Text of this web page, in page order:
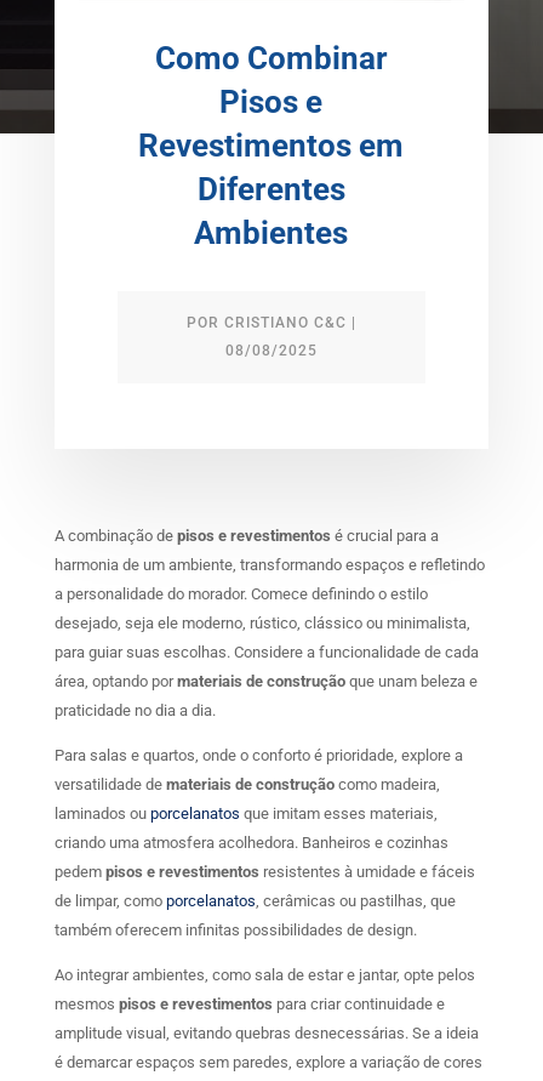
Como Combinar
Pisos e
Revestimentos em
Diferentes
Ambientes
POR CRISTIANO C&C
08/08/2025
A combinação de pisos e revestimentos é crucial para a
harmonia de um ambiente, transformando espaços e refletindo
a personalidade do morador. Comece definindo o estilo
desejado, seja ele moderno, rústico, clássico ou minimalista,
para guiar suas escolhas. Considere a funcionalidade de cada
área, optando pormateriais de construçãoque unam beleza e
praticidade no dia a dia.
Para salas e quartos, onde o conforto é prioridade, explore a
versatilidade de materiais de construçãocomo madeira,
laminados ou porcelanatos que imitam esses materiais,
criando uma atmosfera acolhedora. Banheiros e cozinhas
pedem pisos e revestimentos resistentes à umidade e fáceis
de limpar, como porcelanatos, cerâmicas ou pastilhas, que
também oferecem infinitas possibilidades de design.
Ao integrar ambientes, como sala de estar e jantar, opte pelos
mesmos pisos e revestimentos para criar continuidade e
amplitude visual, evitando quebras desnecessárias. Se a ideia
é demarcar espaços sem paredes, explore a variação de cores